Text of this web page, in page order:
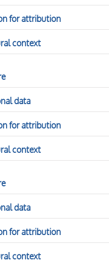
for attribution
context
data
for attribution
context
data
for attribution
context